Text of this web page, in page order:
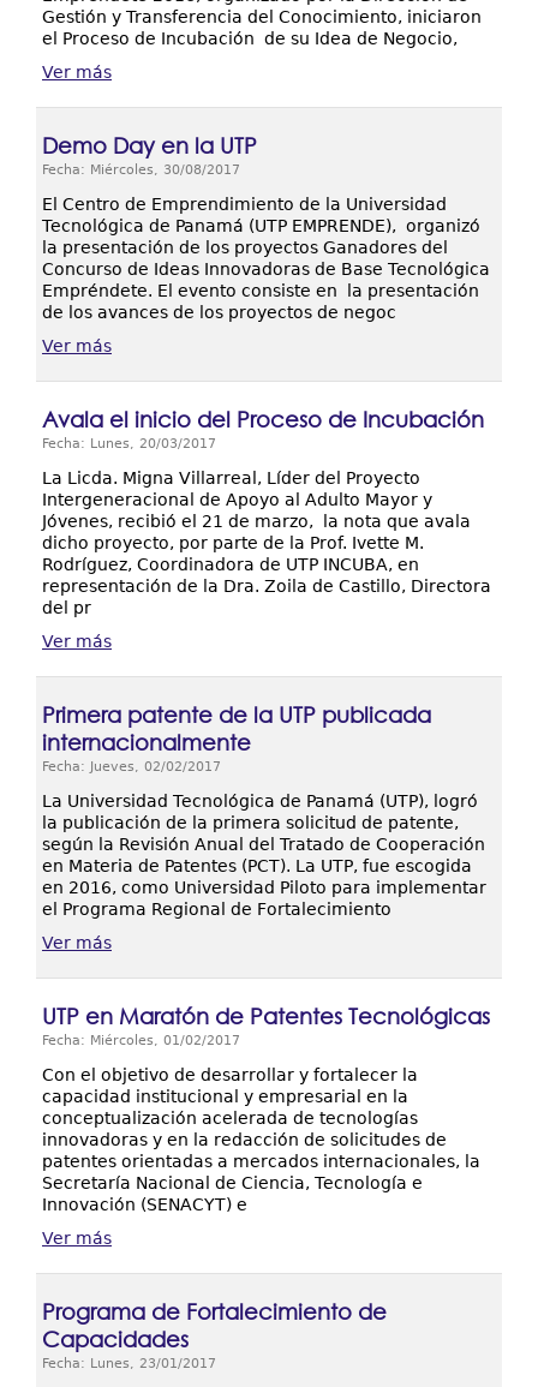
Gestión y Transferencia del Conocimiento, iniciaron
el Proceso de Incubación de su Idea de Negocio,
Ver más
Demo Day en la UTP
Fecha: Miércoles, 30/08/2017
El Centro de Emprendimiento de la Universidad
Tecnológica de Panamá (UTP EMPRENDE), organizó
la presentación de los proyectos Ganadores del
Concurso de Ideas Innovadoras de Base Tecnológica
Empréndete. El evento consiste en la presentación
de los avances de los proyectos de negoc
Ver más
Avala el inicio del Proceso de Incubación
Fecha: Lunes, 20/03/2017
La Licda. Migna Villarreal, Líder del Proyecto
Intergeneracional de Apoyo al Adulto Mayor y
Jóvenes, recibió el 21 de marzo, la nota que avala
dicho proyecto, por parte de la Prof. Ivette M.
Rodríguez, Coordinadora de UTP INCUBA, en
representación de la Dra. Zoila de Castillo, Directora
del pr
Ver más
Primera patente de la UTP publicada
internacionalmente
Fecha: Jueves, 02/02/2017
La Universidad Tecnológica de Panamá (UTP), logró
la publicación de la primera solicitud de patente,
según la Revisión Anual del Tratado de Cooperación
en Materia de Patentes (PCT). La UTP, fue escogida
en 2016, como Universidad Piloto para implementar
el Programa Regional de Fortalecimiento
Ver más
UTP en Maratón de Patentes Tecnológicas
Fecha: Miércoles, 01/02/2017
Con el objetivo de desarrollar y fortalecer la
capacidad institucional y empresarial en la
conceptualización acelerada de tecnologías
innovadoras y en la redacción de solicitudes de
patentes orientadas a mercados internacionales, la
Secretaría Nacional de Ciencia, Tecnología e
Innovación (SENACYT) e
Ver más
Programa de Fortalecimiento de
Capacidades
Fecha: Lunes, 23/01/2017